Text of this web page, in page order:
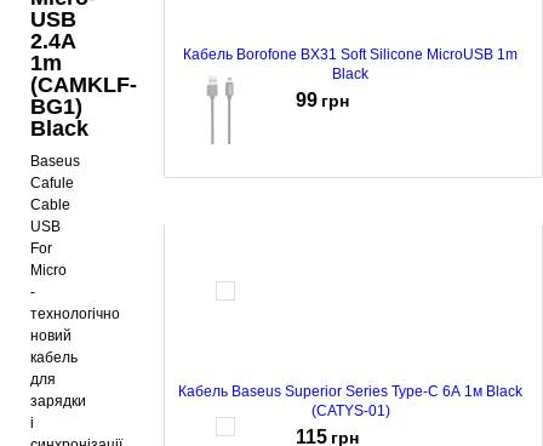
Кабель Borofone BX31 Soft Silicone MicroUSB 1m
Black
99 грн
Кабель Baseus Superior Series Type-C 6A 1м Black
(CATYS-01)
115 грн
USB
2.4A
1m
(CAMKLF-
BG1)
Black
Baseus
Cafule
Cable
USB
For
Micro
-
технологічно
новий
кабель
для
зарядки
і